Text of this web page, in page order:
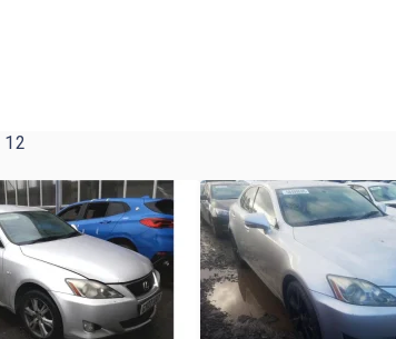
12